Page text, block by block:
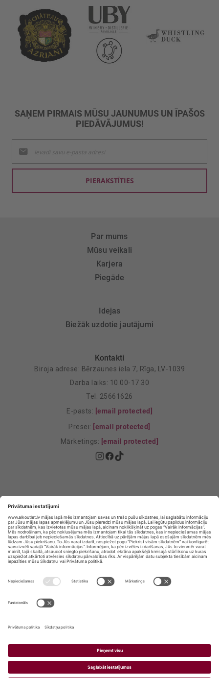
SAŅEM PIRMAIS MŪSU JAUNUMUS UN ĪPAŠOS
PIEDĀVĀJUMUS!
jaunumu
saņemšanai:
PIERAKSTĪTIES
Par mums
Mūsu veikali
Karjera
Piegāde
Idejas
Biežāk uzdotie jautājumi
Kontakti
Biroja adrese: Bērzaunes iela 7, Rīga, LV-1039
Darba laiks: 10.00-17.30
Tel: 25661626
E-pasts: [email protected]
Presei: [email protected]
Mārketings: [email protected]
Privātuma Iestatījumi
E-veikala lietošanas noteikumi
ALKOHOLA PĀRDOŠANA, IEGĀDĀŠANĀS UN
NODOŠANA NEPILNGADĪGĀM PERSONĀM IR
AIZLIEGTA.